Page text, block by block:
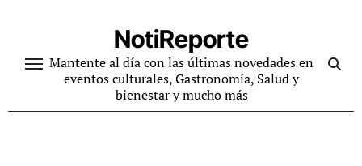
contenido
NotiReporte
Mantente al día con las últimas novedades en
eventos culturales, Gastronomía, Salud y
bienestar y mucho más